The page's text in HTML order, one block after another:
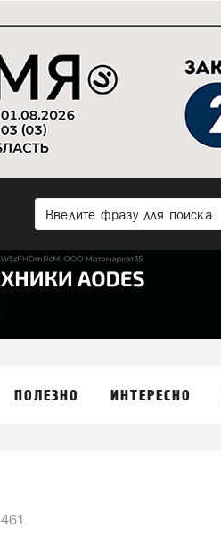
ПОЛЕЗНО ИНТЕРЕСНО
461